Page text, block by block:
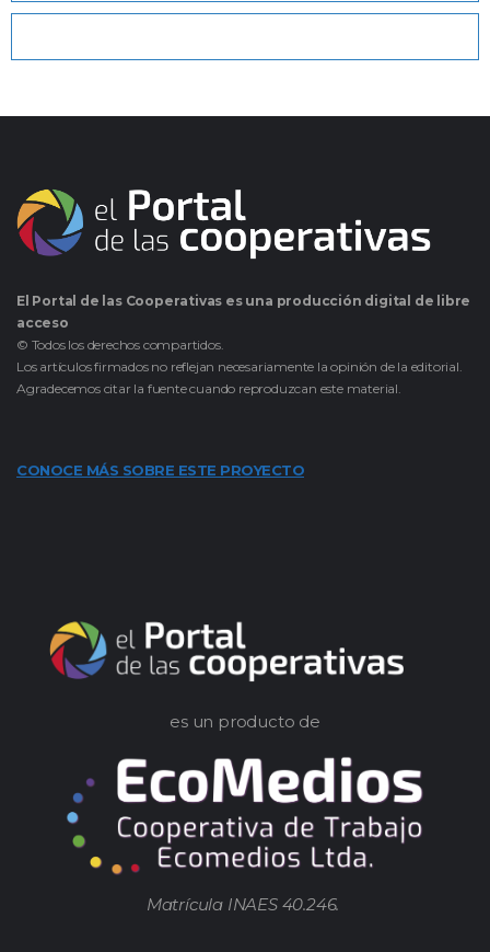
El Portal de las Cooperativas es una producción digital de libre
acceso
© Todos los derechos compartidos.
Los artículos firmados no reflejan necesariamente la opinión de la editorial.
Agradecemos citar la fuente cuando reproduzcan este material.
CONOCE MÁS SOBRE ESTE PROYECTO
es un producto de
Matrícula INAES 40.246.